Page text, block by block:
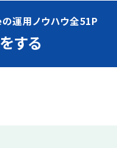
運用ノウハウ全51P
する